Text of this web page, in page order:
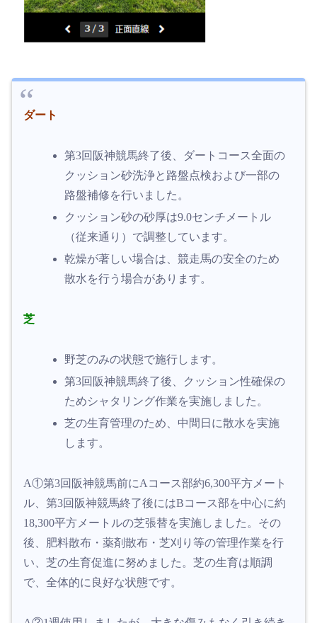
ダート
第3回阪神競馬終了後、ダートコース全面の
クッション砂洗浄と路盤点検および一部の
路盤補修を行いました。
クッション砂の砂厚は9.0センチメートル
（従来通り）で調整しています。
乾燥が著しい場合は、競走馬の安全のため
散水を行う場合があります。
芝
野芝のみの状態で施行します。
第3回阪神競馬終了後、クッション性確保の
ためシャタリング作業を実施しました。
芝の生育管理のため、中間日に散水を実施
します。
A①第3回阪神競馬前にAコース部約6,300平方メート
ル、第3回阪神競馬終了後にはBコース部を中心に約
18,300平方メートルの芝張替を実施しました。その
後、肥料散布・薬剤散布・芝刈り等の管理作業を行
い、芝の生育促進に努めました。芝の生育は順調
で、全体的に良好な状態です。